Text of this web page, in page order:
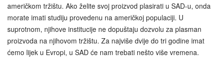
američkom tržištu. Ako želite svoj proizvod plasirati u SAD-u, onda
morate imati studiju provedenu na američkoj populaciji. U
suprotnom, njihove institucije ne dopuštaju dozvolu za plasman
proizvoda na njihovom tržištu. Za najviše dvije do tri godine imat
ćemo lijek u Evropi, u SAD će nam trebati nešto više vremena.